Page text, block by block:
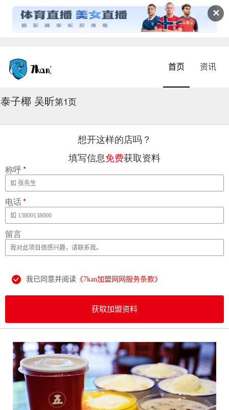
✕
首页 资讯
泰子椰 吴昕第1页
想开这样的店吗？
填写信息免费获取资料
称呼*
电话*
留言
我已同意并阅读 《7kan加盟网网服务条款》
获取加盟资料